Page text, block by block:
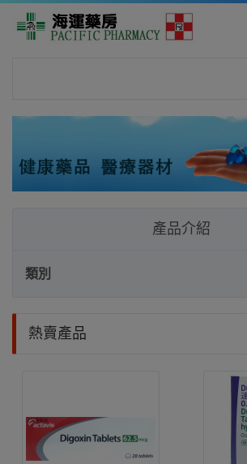
產品介紹
類別
熱賣產品